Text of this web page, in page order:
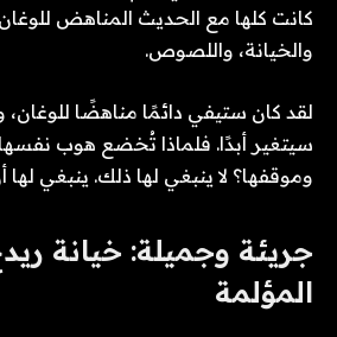
كانت كلها مع الحديث المناهض
والخيانة، واللصوص.
لقد كان ستيفي دائمًا مناهضًا للوغان،
سيتغير أبدًا. فلماذا تُخضع هوب
وموقفها؟ لا ينبغي لها ذلك. ينبغي لها
جريئة وجميلة: خيانة
المؤلمة